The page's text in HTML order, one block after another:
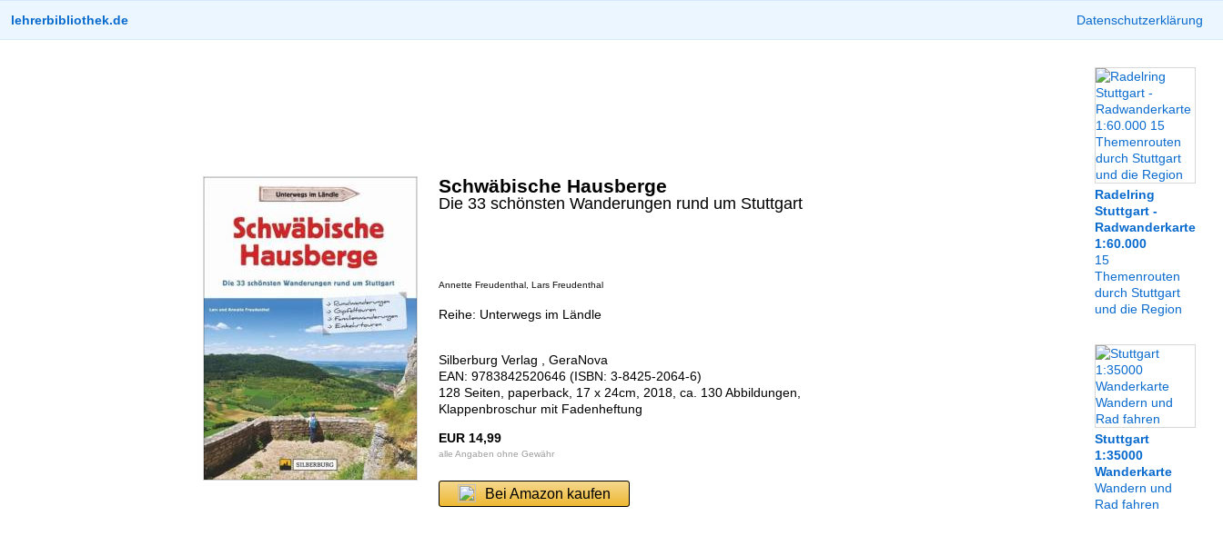
lehrerbibliothek.de Datenschutzerklärung
Schwäbische Hausberge
Die 33 schönsten Wanderungen rund um Stuttgart
Annette Freudenthal, Lars Freudenthal
Reihe: Unterwegs im Ländle
Silberburg Verlag , GeraNova
EAN: 9783842520646 (ISBN: 3-8425-2064-6)
128 Seiten, paperback, 17 x 24cm, 2018, ca. 130 Abbildungen,
Klappenbroschur mit Fadenheftung
EUR 14,99
alle Angaben ohne Gewähr
Bei Amazon kaufen
Radelring
Stuttgart -
Radwanderkarte
1:60.000
15
Themenrouten
durch Stuttgart
und die Region
Stuttgart
1:35000
Wanderkarte
Wandern und
Rad fahren